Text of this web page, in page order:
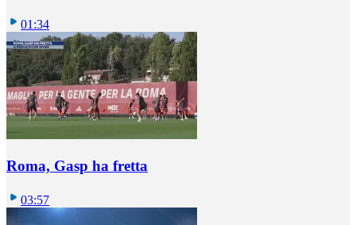
01:34
Roma, Gasp ha fretta
03:57